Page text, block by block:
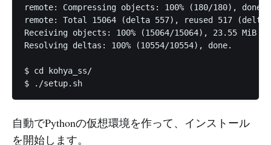
remote: Compressing objects: 100% (180/180), done.
remote: Total 15064 (delta 557), reused 517 (delta
Receiving objects: 100% (15064/15064), 23.55 MiB
Resolving deltas: 100% (10554/10554), done.
$ cd kohya_ss/
自動でPythonの仮想環境を作って、インストール
を開始します。